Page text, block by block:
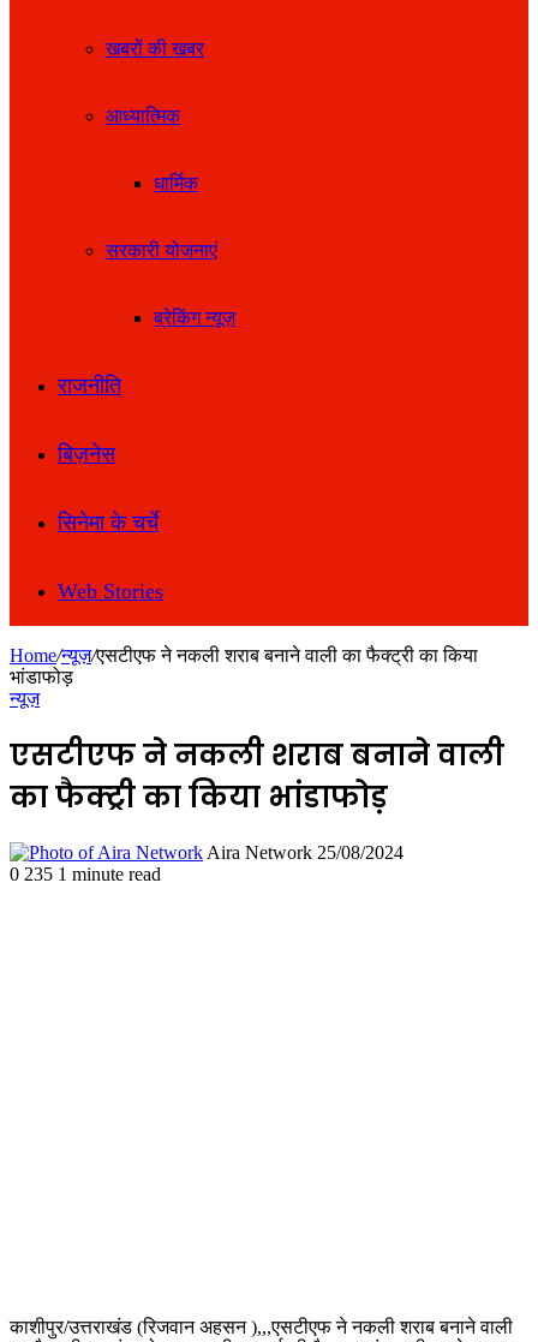
खबरों की खबर
आध्यात्मिक
धार्मिक
सरकारी योजनाएं
ब्रेकिंग न्यूज़
राजनीति
बिज़नेस
सिनेमा के चर्चे
Web Stories
Home/न्यूज़/एसटीएफ ने नकली शराब बनाने वाली का फैक्ट्री का किया
भांडाफोड़
न्यूज़
एसटीएफ ने नकली शराब बनाने वाली
का फैक्ट्री का किया भांडाफोड़
Aira Network Follow
Send
25/08/2024
0 235 1 minute read
काशीपुर/उत्तराखंड (रिजवान अहसन ),,,एसटीएफ ने नकली शराब बनाने वाली